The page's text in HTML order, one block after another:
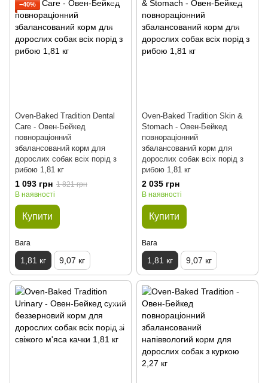
−40%
Oven-Baked Tradition Dental
Care - Овен-Бейкед
повнораціонний
збалансований корм для
дорослих собак всіх порід з
рибою 1,81 кг
1 093 грн 1 821 грн
В наявності
Купити
Вага
1,81 кг 9,07 кг
Oven-Baked Tradition Skin &
Stomach - Овен-Бейкед
повнораціонний
збалансований корм для
дорослих собак всіх порід з
рибою 1,81 кг
2 035 грн
В наявності
Купити
Вага
1,81 кг 9,07 кг